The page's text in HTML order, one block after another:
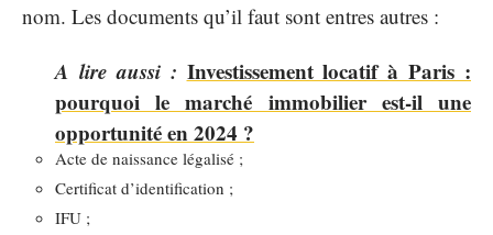
nom. Les documents qu’il faut sont entres autres :
A lire aussi : Investissement locatif à Paris :
pourquoi le marché immobilier est-il une
opportunité en 2024 ?
Acte de naissance légalisé ;
Certificat d’identification ;
IFU ;